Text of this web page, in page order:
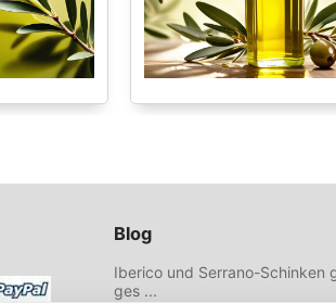
Blog
Iberico und Serrano-Schinken
ges ...